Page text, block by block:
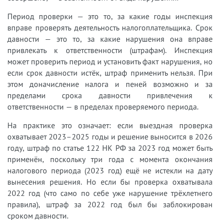
Период проверки — это то, за какие годы инспекция
вправе проверять деятельность налогоплательщика. Срок
давности — это то, за какие нарушения она вправе
привлекать к ответственности (штрафам). Инспекция
может проверить период и установить факт нарушения, но
если срок давности истёк, штраф применить нельзя. При
этом доначисление налога и пеней возможно и за
пределами срока давности привлечения к
ответственности — в пределах проверяемого периода.
На практике это означает: если выездная проверка
охватывает 2023–2025 годы и решение выносится в 2026
году, штраф по статье 122 НК РФ за 2023 год может быть
применён, поскольку три года с момента окончания
налогового периода (2023 год) ещё не истекли на дату
вынесения решения. Но если бы проверка охватывала
2022 год (что само по себе уже нарушение трёхлетнего
правила), штраф за 2022 год был бы заблокирован
сроком давности.